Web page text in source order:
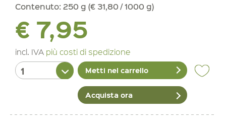
Contenuto: 250 g (€ 31,80 / 1000 g)
€ 7,95
incl. IVA più costi di spedizione
Metti nel carrello
Acquista ora